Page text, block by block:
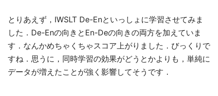
とりあえず，IWSLT De-Enといっしょに学習させてみま
した．De-Enの向きとEn-Deの向きの両方を加えていま
す．なんかめちゃくちゃスコア上がりました．びっくりで
すね．思うに，同時学習の効果がどうとかよりも，単純に
データが増えたことが強く影響してそうです．